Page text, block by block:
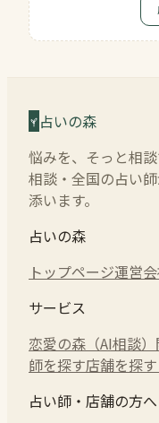
占いの森
悩みを、そっと相
相談・全国の占い
添います。
占いの森
トップページ運営
サービス
恋愛の森（AI相談）
師を探す店舗を探す
占い師・店舗の方へ